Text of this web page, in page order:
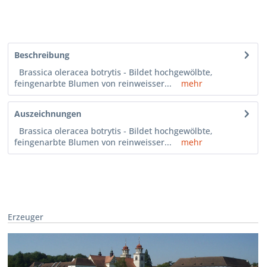
Beschreibung
Brassica oleracea botrytis - Bildet hochgewölbte,
feingenarbte Blumen von reinweisser...
mehr
Auszeichnungen
Brassica oleracea botrytis - Bildet hochgewölbte,
feingenarbte Blumen von reinweisser...
mehr
Erzeuger